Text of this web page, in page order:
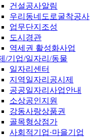
건설공사알림
우리동네도로굴착공사
업무단지조성
도시경관
역세권 활성화사업
/기업/일자리/동물
일자리센터
지역일자리공시제
공공일자리사업안내
소상공인지원
강동사랑상품권
골목형상점가
사회적기업·마을기업